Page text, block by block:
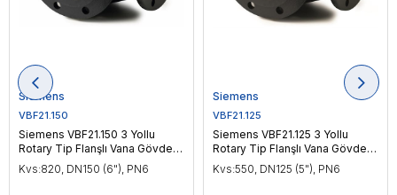
Siemens
VBF21.150
Siemens VBF21.150 3 Yollu
Rotary Tip Flanşlı Vana Gövdesi
DN150 (6"), PN6
Kvs:820, DN150 (6"), PN6
Siemens
VBF21.125
Siemens VBF21.125 3 Yollu
Rotary Tip Flanşlı Vana Gövdesi
DN125 (5"), PN6
Kvs:550, DN125 (5"), PN6